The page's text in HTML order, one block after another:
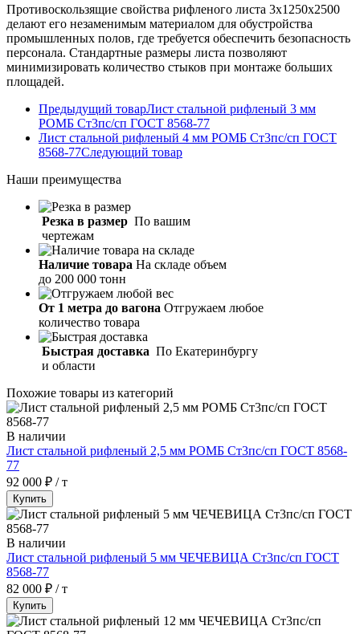
Противоскользящие свойства рифленого листа 3х1250х2500
делают его незаменимым материалом для обустройства
промышленных полов, где требуется обеспечить безопасность
персонала. Стандартные размеры листа позволяют
минимизировать количество стыков при монтаже больших
площадей.
Предыдущий товарЛист стальной рифленый 3 мм
РОМБ Ст3пс/сп ГОСТ 8568-77
Лист стальной рифленый 4 мм РОМБ Ст3пс/сп ГОСТ
8568-77Следующий товар
Наши преимущества
Резка в размер По вашим
чертежам
Наличие товара На складе объем
до 200 000 тонн
От 1 метра до вагона Отгружаем любое
количество товара
Быстрая доставка По Екатеринбургу
и области
Похожие товары из категорий
В наличии
Лист стальной рифленый 2,5 мм РОМБ Ст3пс/сп ГОСТ 8568-
77
92 000 ₽ / т
Купить
В наличии
Лист стальной рифленый 5 мм ЧЕЧЕВИЦА Ст3пс/сп ГОСТ
8568-77
82 000 ₽ / т
Купить